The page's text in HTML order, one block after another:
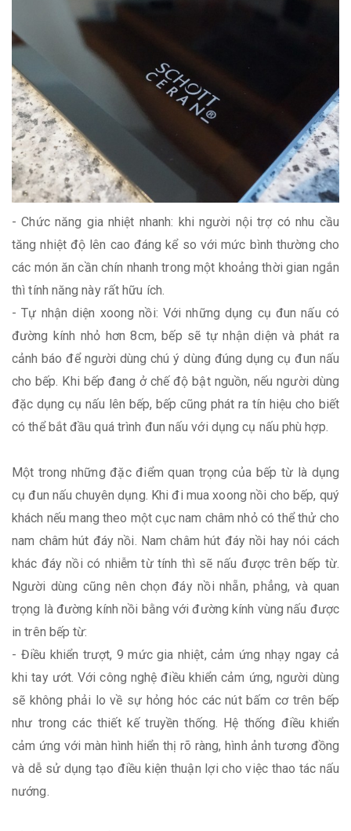
- Chức năng gia nhiệt nhanh: khi người nội trợ có nhu cầu
tăng nhiệt độ lên cao đáng kể so với mức bình thường cho
các món ăn cần chín nhanh trong một khoảng thời gian ngắn
thì tính năng này rất hữu ích.
- Tự nhận diện xoong nồi: Với những dụng cụ đun nấu có
đường kính nhỏ hơn 8cm, bếp sẽ tự nhận diện và phát ra
cảnh báo để người dùng chú ý dùng đúng dụng cụ đun nấu
cho bếp. Khi bếp đang ở chế độ bật nguồn, nếu người dùng
đặc dụng cụ nấu lên bếp, bếp cũng phát ra tín hiệu cho biết
có thể bắt đầu quá trình đun nấu với dụng cụ nấu phù hợp.
Một trong những đặc điểm quan trọng của bếp từ là dụng
cụ đun nấu chuyên dụng. Khi đi mua xoong nồi cho bếp, quý
khách nếu mang theo một cục nam châm nhỏ có thể thử cho
nam châm hút đáy nồi. Nam châm hút đáy nồi hay nói cách
khác đáy nồi có nhiễm từ tính thì sẽ nấu được trên bếp từ.
Người dùng cũng nên chọn đáy nồi nhẵn, phẳng, và quan
trọng là đường kính nồi bằng với đường kính vùng nấu được
in trên bếp từ:
- Điều khiển trượt, 9 mức gia nhiệt, cảm ứng nhạy ngay cả
khi tay ướt. Với công nghệ điều khiển cảm ứng, người dùng
sẽ không phải lo về sự hỏng hóc các nút bấm cơ trên bếp
như trong các thiết kế truyền thống. Hệ thống điều khiển
cảm ứng với màn hình hiển thị rõ ràng, hình ảnh tương đồng
và dễ sử dụng tạo điều kiện thuận lợi cho việc thao tác nấu
nướng.